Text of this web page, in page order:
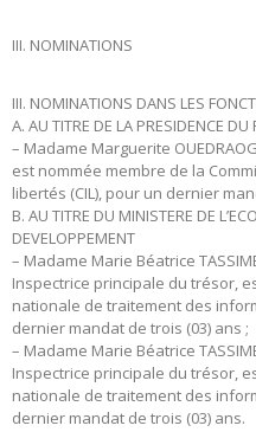
III. NOMINATIONS
III. NOMINATIONS DANS LES
A. AU TITRE DE LA PRESIDENCE DU
– Madame Marguerite
est nommée membre de la
libertés (CIL), pour un dernier
B. AU TITRE DU MINISTERE DE
DEVELOPPEMENT
– Madame Marie Béatrice
Inspectrice principale du trésor,
nationale de traitement des
dernier mandat de trois (03) ans ;
– Madame Marie Béatrice
Inspectrice principale du trésor,
nationale de traitement des
dernier mandat de trois (03) ans.